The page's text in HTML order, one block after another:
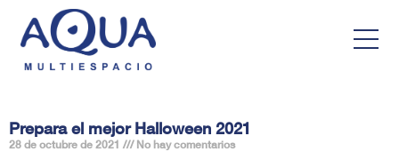
Prepara el mejor Halloween 2021
28 de octubre de 2021 No hay comentarios